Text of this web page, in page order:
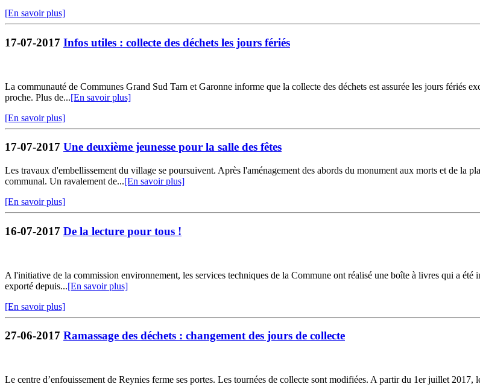
[En savoir plus]
17-07-2017 Infos utiles : collecte des déchets les jours fériés
La communauté de Communes Grand Sud Tarn et Garonne informe que la collecte des déchets est assurée les jours fériés
proche. Plus de...[En savoir plus]
[En savoir plus]
17-07-2017 Une deuxième jeunesse pour la salle des fêtes
Les travaux d'embellissement du village se poursuivent. Après l'aménagement des abords du monument aux morts et de la
communal. Un ravalement de...[En savoir plus]
[En savoir plus]
16-07-2017 De la lecture pour tous !
A l'initiative de la commission environnement, les services techniques de la Commune ont réalisé une boîte à livres qui a
exporté depuis...[En savoir plus]
[En savoir plus]
27-06-2017 Ramassage des déchets : changement des jours de collecte
Le centre d’enfouissement de Reynies ferme ses portes. Les tournées de collecte sont modifiées. A partir du 1er juillet